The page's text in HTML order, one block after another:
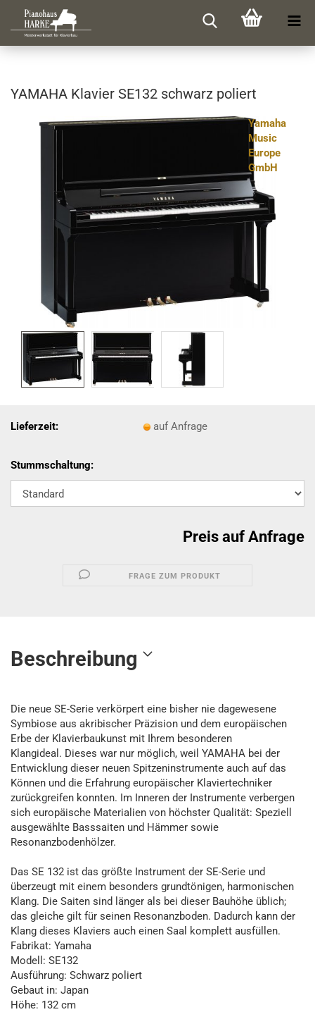
YA­MA­HA Kla­vier SE132 schwarz po­liert
Yamaha
Music
Europe
GmbH
Lieferzeit: auf Anfrage
Stummschaltung:
Preis auf Anfrage
FRAGE ZUM PRODUKT
Beschreibung
Die neue SE-Serie verkörpert eine bisher nie dagewesene
Symbiose aus akribischer Präzision und dem europäischen
Erbe der Klavierbaukunst mit Ihrem besonderen
Klangideal. Dieses war nur möglich, weil YAMAHA bei der
Entwicklung dieser neuen Spitzeninstrumente auch auf das
Können und die Erfahrung europäischer Klaviertechniker
zurückgreifen konnten. Im Inneren der Instrumente verbergen
sich europäische Materialien von höchster Qualität: Speziell
ausgewählte Basssaiten und Hämmer sowie
Resonanzbodenhölzer.
Das SE 132 ist das größte Instrument der SE-Serie und
überzeugt mit einem besonders grundtönigen, harmonischen
Klang. Die Saiten sind länger als bei dieser Bauhöhe üblich;
das gleiche gilt für seinen Resonanzboden. Dadurch kann der
Klang dieses Klaviers auch einen Saal komplett ausfüllen.
Fabrikat: Yamaha
Modell: SE132
Ausführung: Schwarz poliert
Gebaut in: Japan
Höhe: 132 cm